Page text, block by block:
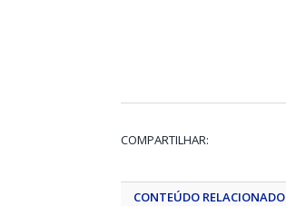
COMPARTILHAR:
CONTEÚDO RELACIONADO